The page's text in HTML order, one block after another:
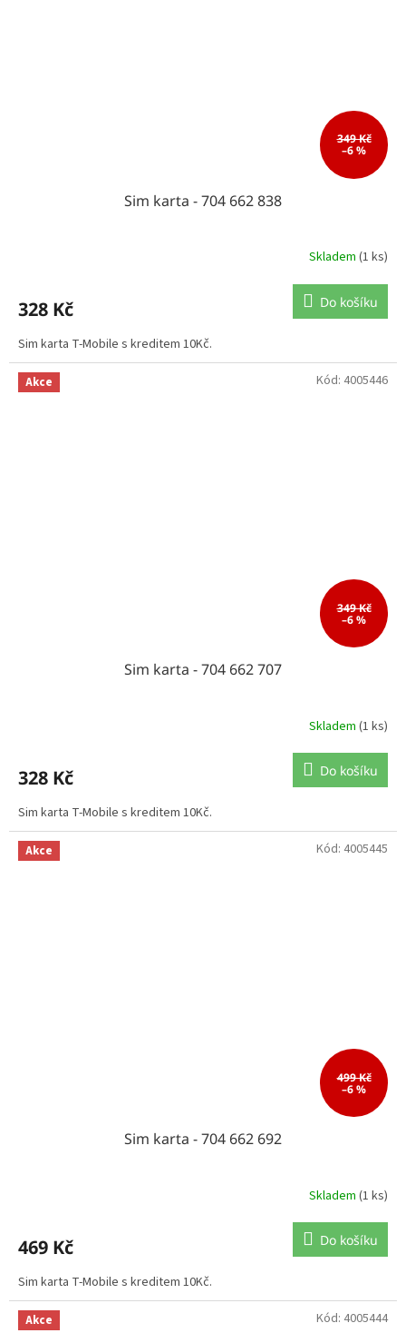
349 Kč
–6 %
Sim karta - 704 662 838
Skladem (1 ks)
328 Kč Do košíku
Sim karta T-Mobile s kreditem 10Kč.
Akce
349 Kč
–6 %
Sim karta - 704 662 707
Skladem (1 ks)
328 Kč Do košíku
Sim karta T-Mobile s kreditem 10Kč.
Kód: 4005446
Akce
499 Kč
–6 %
Sim karta - 704 662 692
Skladem (1 ks)
469 Kč Do košíku
Sim karta T-Mobile s kreditem 10Kč.
Kód: 4005445
Akce Kód: 4005444